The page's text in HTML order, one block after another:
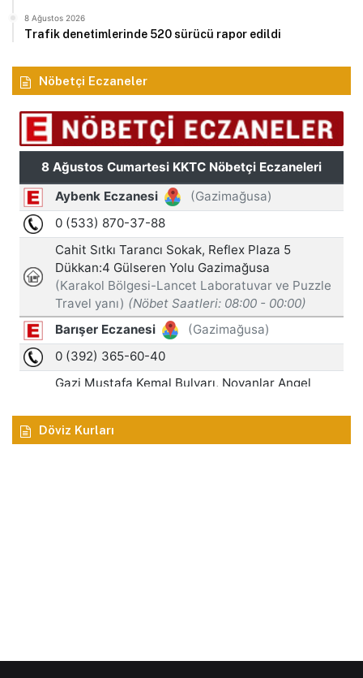
8 Ağustos 2026
Trafik denetimlerinde 520 sürücü rapor edildi
Nöbetçi Eczaneler
Döviz Kurları